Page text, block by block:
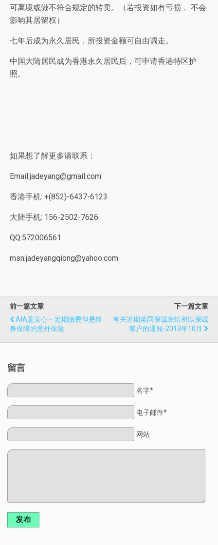
可离境或做不符合规定的转卖。（若投资如有亏损， 不会
影响其居留权）
七年后成为永久居民，所投资金额可自由调走。
中国大陆居民成为香港永久居民后，可申请香港特区护
照。
如果想了解更多请联系：
Email:jadeyang@gmail.com
香港手机: +(852)-6437-6123
大陆手机: 156-2502-7626
QQ:572006561
msn:jadeyangqiong@yahoo.com
前一篇文章
AIA意安心～定期缴费但是终
身保障的意外保险
下一篇文章
有关近期英国保诚发给所以保诚
客户的通知-2013年10月
留言
名字*
电子邮件*
网站
发布